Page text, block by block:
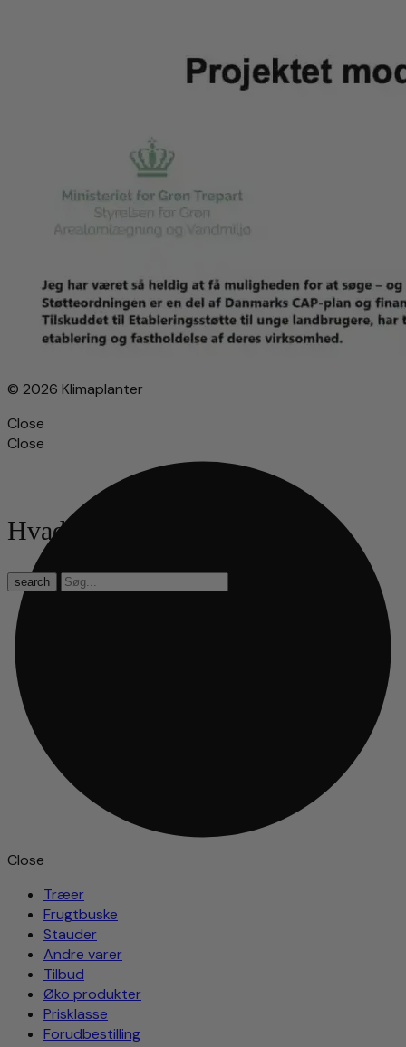
© 2026 Klimaplanter
Close
Close
Hvad leder du efter?
search
Close
Træer
Frugtbuske
Stauder
Andre varer
Tilbud
Øko produkter
Prisklasse
Forudbestilling